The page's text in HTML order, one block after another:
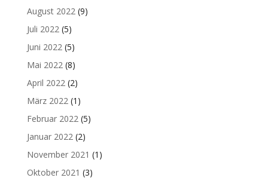
August 2022(9)
Juli 2022(5)
Juni 2022(5)
Mai 2022(8)
April 2022(2)
März 2022(1)
Februar 2022(5)
Januar 2022(2)
November 2021 (1)
Oktober 2021 (3)